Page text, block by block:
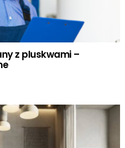
z pluskwami –